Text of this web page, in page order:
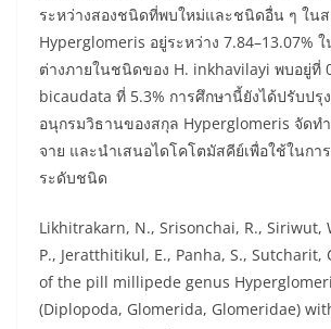
ระหว่างสองชนิดที่พบใหม่และชนิดอื่น ๆ ใน
Hyperglomeris อยู่ระหว่าง 7.84–13.07%
ต่างภายในชนิดของ H. inkhavilayi พบอยู่ที่
bicaudata ที่ 5.3% การศึกษานี้ยังได้ปรับปรุ
อนุกรมวิธานของสกุล Hyperglomeris จัดท
จาย และนำเสนอไดโคโตมัสคีย์เพื่อใช้ในกา
ระดับชนิด
Likhitrakarn, N., Srisonchai, R., Siriwut,
P., Jeratthitikul, E., Panha, S., Sutcharit,
of the pill millipede genus
(Diplopoda, Glomerida, Glomeridae)